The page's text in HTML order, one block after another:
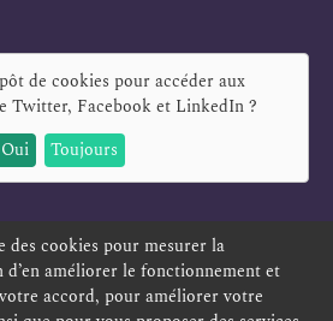
de cookies pour accéder aux
Twitter, Facebook et LinkedIn?
Oui
Toujours
OFFRES D'EMPLOI SIGNALEMENT
PLAN DU SITE
des cookies pour mesurer la
améliorer le fonctionnement et
accord, pour améliorer votre